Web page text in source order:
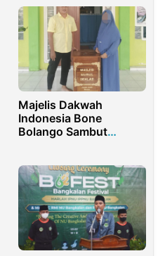
Sorong
Majelis Dakwah
Indonesia Bone
Bolango Sambut
Masjid, Satu Kotak
Amal